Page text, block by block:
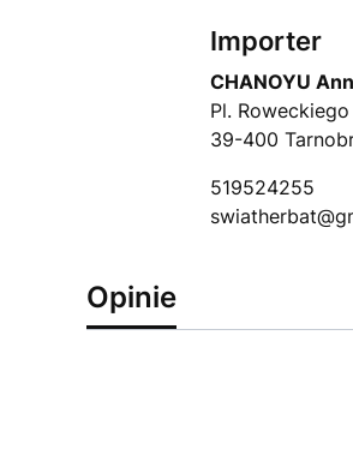
Importer
CHANOYU
Pl.
39-400
519524255
Opinie